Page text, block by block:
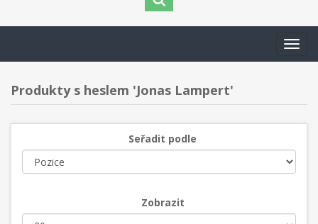
Produkty s heslem 'Jonas Lampert'
Seřadit podle
Zobrazit